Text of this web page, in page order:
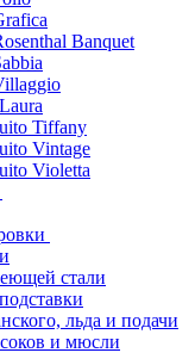
Banquet
Tiffany
Vintage
Violetta
стали
льда и подачи
и мюсли